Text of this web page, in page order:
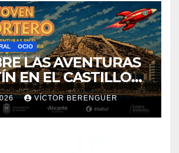
OCIO
LAS AVENTURAS
EN EL CASTILLO
BÁRBARA DE
VÍCTOR BERENGUER